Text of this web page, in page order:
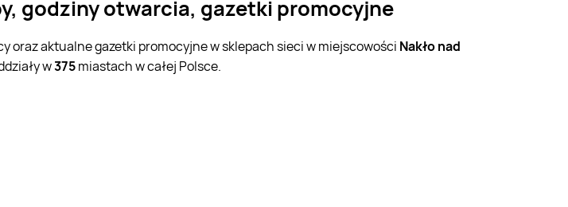
godziny otwarcia, gazetki promocyjne
oraz aktualne gazetki promocyjne w sklepach sieci w miejscowości Nakło nad
w375miastach w całej Polsce.